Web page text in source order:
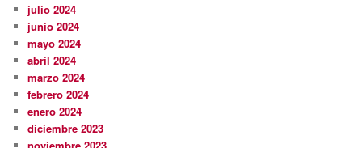
julio 2024
junio 2024
mayo 2024
abril 2024
marzo 2024
febrero 2024
enero 2024
diciembre 2023